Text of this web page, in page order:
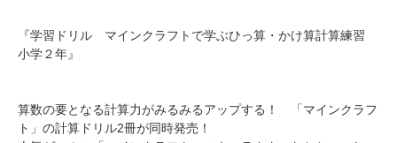
『学習ドリル マインクラフトで学ぶひっ算・かけ算計算練習
小学２年』
算数の要となる計算力がみるみるアップする！ 「マインクラフ
ト」の計算ドリル2冊が同時発売！